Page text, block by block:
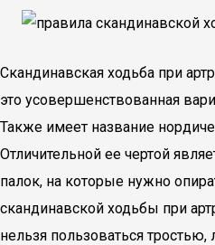
Скандинавская ходьба при
это усовершенствованная
Также имеет название
Отличительной ее чертой
палок, на которые нужно
скандинавской ходьбы при
нельзя пользоваться